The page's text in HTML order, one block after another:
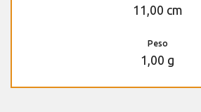
11,00 cm
Peso
1,00 g